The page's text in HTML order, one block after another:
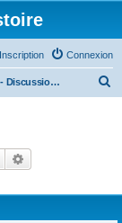
Connexion
Inscription
PAMBdG - Discussion générale
Rechercher